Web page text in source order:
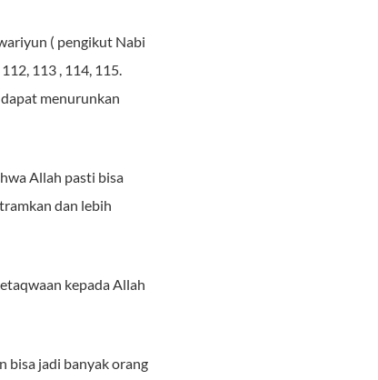
( pengikut Nabi
113 , 114, 115.
menurunkan
Allah pasti bisa
dan lebih
kepada Allah
bisa jadi banyak orang